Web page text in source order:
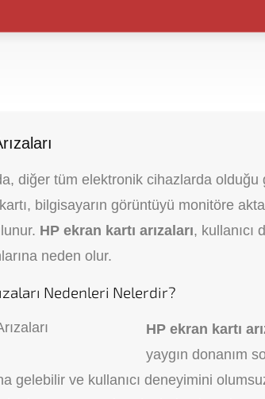
diğer tüm elektronik cihazlarda olduğu
bilgisayarın görüntüyü monitöre
HP ekran kartı arızaları, kullanıcı
neden olur.
Nedenleri Nelerdir?
HP ekran kartı
yaygın donanım
gelebilir ve kullanıcı deneyimini